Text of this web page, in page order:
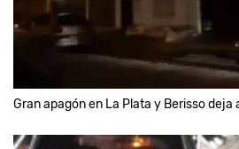
Gran apagón en La Plata y Berisso